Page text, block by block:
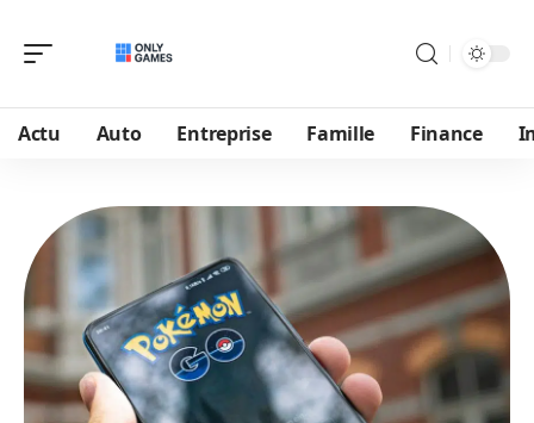
Actu Auto Entreprise Famille Finance